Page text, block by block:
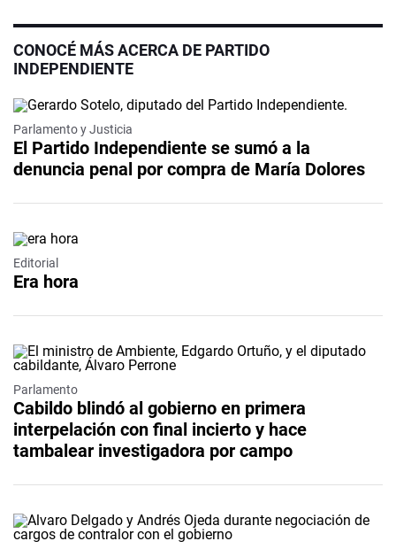
CONOCÉ MÁS ACERCA DE PARTIDO
INDEPENDIENTE
Parlamento y Justicia
El Partido Independiente se sumó a la
denuncia penal por compra de María Dolores
Editorial
Era hora
Parlamento
Cabildo blindó al gobierno en primera
interpelación con final incierto y hace
tambalear investigadora por campo